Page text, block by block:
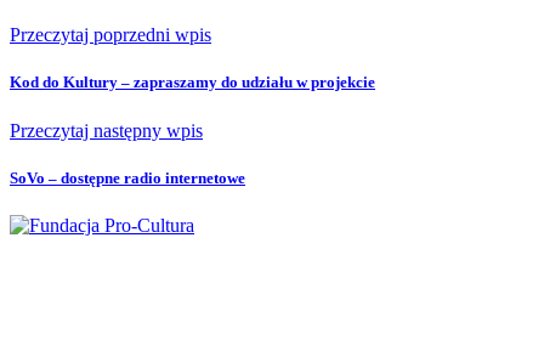
Przeczytaj poprzedni wpis
Kod do Kultury – zapraszamy do udziału w projekcie
Przeczytaj następny wpis
SoVo – dostępne radio internetowe